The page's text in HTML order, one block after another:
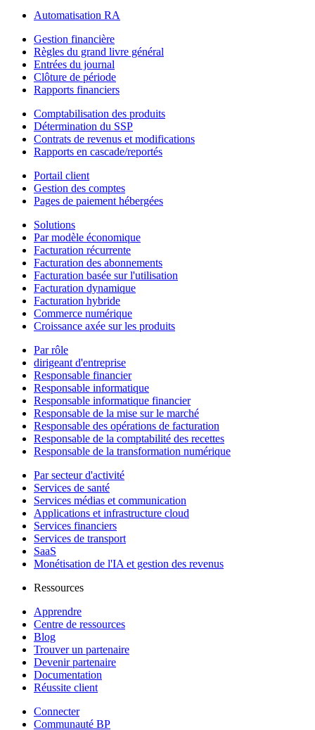
Automatisation RA
Gestion financière
Règles du grand livre général
Entrées du journal
Clôture de période
Rapports financiers
Comptabilisation des produits
Détermination du SSP
Contrats de revenus et modifications
Rapports en cascade/reportés
Portail client
Gestion des comptes
Pages de paiement hébergées
Solutions
Par modèle économique
Facturation récurrente
Facturation des abonnements
Facturation basée sur l'utilisation
Facturation dynamique
Facturation hybride
Commerce numérique
Croissance axée sur les produits
Par rôle
dirigeant d'entreprise
Responsable financier
Responsable informatique
Responsable informatique financier
Responsable de la mise sur le marché
Responsable des opérations de facturation
Responsable de la comptabilité des recettes
Responsable de la transformation numérique
Par secteur d'activité
Services de santé
Services médias et communication
Applications et infrastructure cloud
Services financiers
Services de transport
SaaS
Monétisation de l'IA et gestion des revenus
Ressources
Apprendre
Centre de ressources
Blog
Trouver un partenaire
Devenir partenaire
Documentation
Réussite client
Connecter
Communauté BP